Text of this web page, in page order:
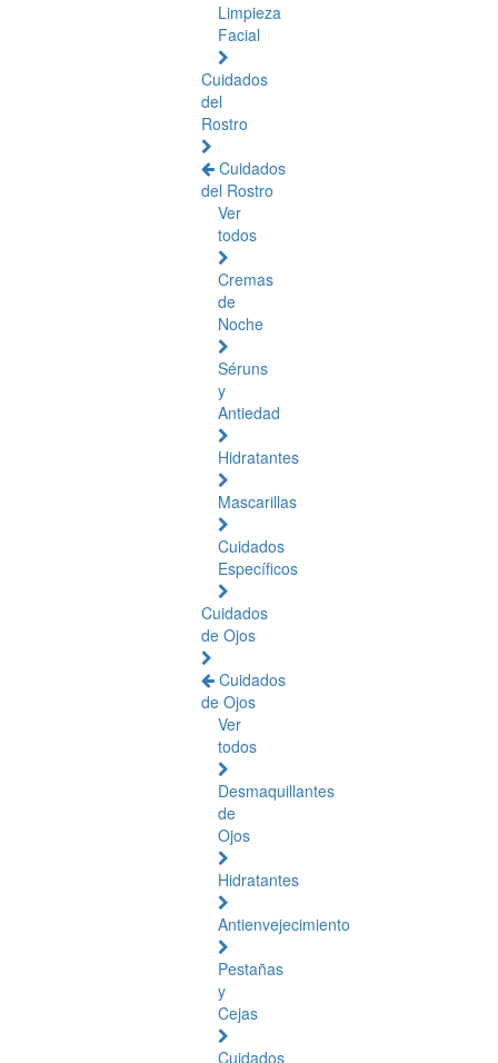
Limpieza
Facial
Cuidados
del
Rostro
Cuidados
del Rostro
Ver
todos
Cremas
de
Noche
Séruns
y
Antiedad
Hidratantes
Mascarillas
Cuidados
Específicos
Cuidados
de Ojos
Cuidados
de Ojos
Ver
todos
Desmaquillantes
de
Ojos
Hidratantes
Antienvejecimiento
Pestañas
y
Cejas
Cuidados